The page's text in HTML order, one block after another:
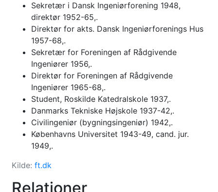
Sekretær i Dansk Ingeniørforening 1948,
direktør 1952-65,.
Direktør for akts. Dansk Ingeniørforenings Hus
1957-68,.
Sekretær for Foreningen af Rådgivende
Ingeniører 1956,.
Direktør for Foreningen af Rådgivende
Ingeniører 1965-68,.
Student, Roskilde Katedralskole 1937,.
Danmarks Tekniske Højskole 1937-42,.
Civilingeniør (bygningsingeniør) 1942,.
Københavns Universitet 1943-49, cand. jur.
1949,.
Kilde: ft.dk
Relationer